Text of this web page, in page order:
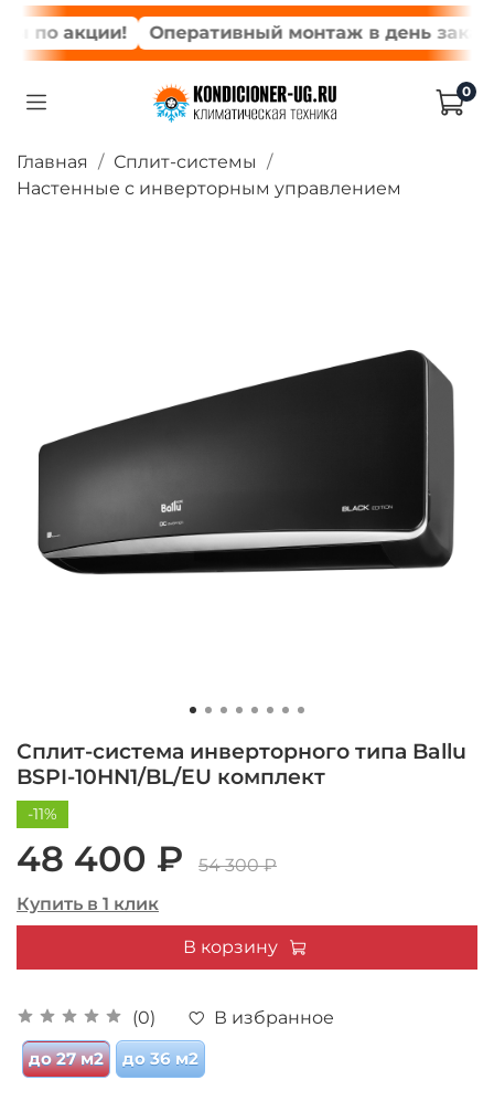
по акции! Оперативный монтаж в день заказа*
0
Главная
Сплит-системы
Настенные с инверторным управлением
Сплит-система инверторного типа Ballu
BSPI-10HN1/BL/EU комплект
(0)
В избранное
до 27 м2
до 36 м2
-11%
48 400 ₽
54 300 ₽
Купить в 1 клик
В корзину